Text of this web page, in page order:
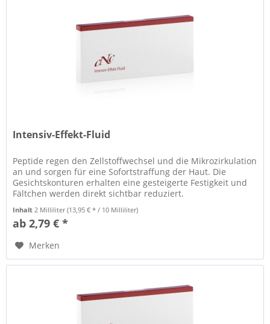
Intensiv-Effekt-Fluid
Peptide regen den Zellstoffwechsel und die Mikrozirkulation
an und sorgen für eine Sofortstraffung der Haut. Die
Gesichtskonturen erhalten eine gesteigerte Festigkeit und
Fältchen werden direkt sichtbar reduziert.
Inhalt 2 Milliliter(13,95 € * / 10 Milliliter)
ab 2,79 € *
Merken